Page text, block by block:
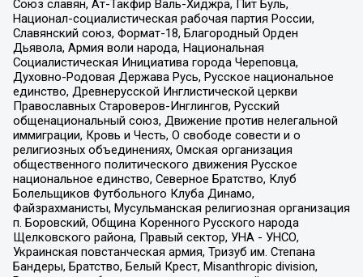
Союз славян, Ат-Такфир Валь-Хиджра, Пит Буль,
Национал-социалистическая рабочая партия России,
Славянский союз, Формат-18, Благородный Орден
Дьявола, Армия воли народа, Национальная
Социалистическая Инициатива города Череповца,
Духовно-Родовая Держава Русь, Русское национальное
единство, Древнерусской Инглистической церкви
Православных Староверов-Инглингов, Русский
общенациональный союз, Движение против нелегальной
иммиграции, Кровь и Честь, О свободе совести и о
религиозных объединениях, Омская организация
общественного политического движения Русское
национальное единство, Северное Братство, Клуб
Болельщиков Футбольного Клуба Динамо,
Файзрахманисты, Мусульманская религиозная организация
п. Боровский, Община Коренного Русского народа
Щелковского района, Правый сектор, УНА - УНСО,
Украинская повстанческая армия, Тризуб им. Степана
Бандеры, Братство, Белый Крест, Misanthropic division,